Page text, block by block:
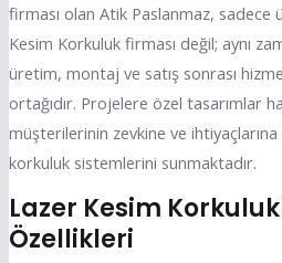
firması olan Atik Paslanmaz,
Kesim Korkuluk firması değil; aynı
üretim, montaj ve satış sonrası
ortağıdır. Projelere özel tasarımlar
müşterilerinin zevkine ve
korkuluk sistemlerini sunmaktadır.
Lazer Kesim
Özellikleri